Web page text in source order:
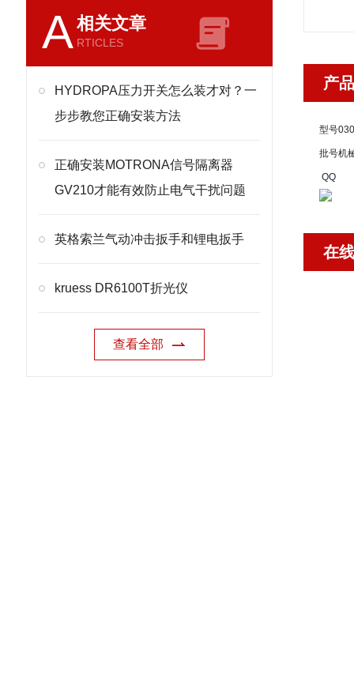
A相关文章
RTICLES
HYDROPA压力开关怎么装才对？一
步步教您正确安装方法
正确安装MOTRONA信号隔离器
GV210才能有效防止电气干扰问题
英格索兰气动冲击扳手和锂电扳手
kruess DR6100T折光仪
查看全部
产
型号
批号机
QQ
在